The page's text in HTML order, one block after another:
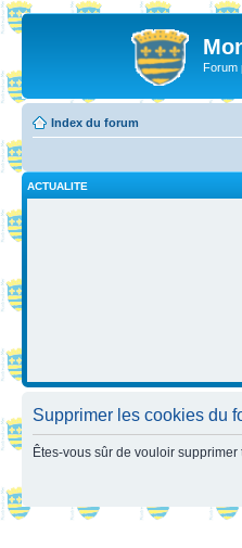
Forum
Index du forum
ACTUALITE
Supprimer les cookies du
Êtes-vous sûr de vouloir